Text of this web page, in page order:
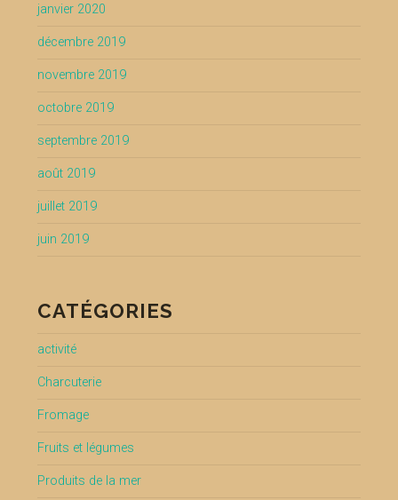
janvier 2020
décembre 2019
novembre 2019
octobre 2019
septembre 2019
août 2019
juillet 2019
juin 2019
CATÉGORIES
activité
Charcuterie
Fromage
Fruits et légumes
Produits de la mer